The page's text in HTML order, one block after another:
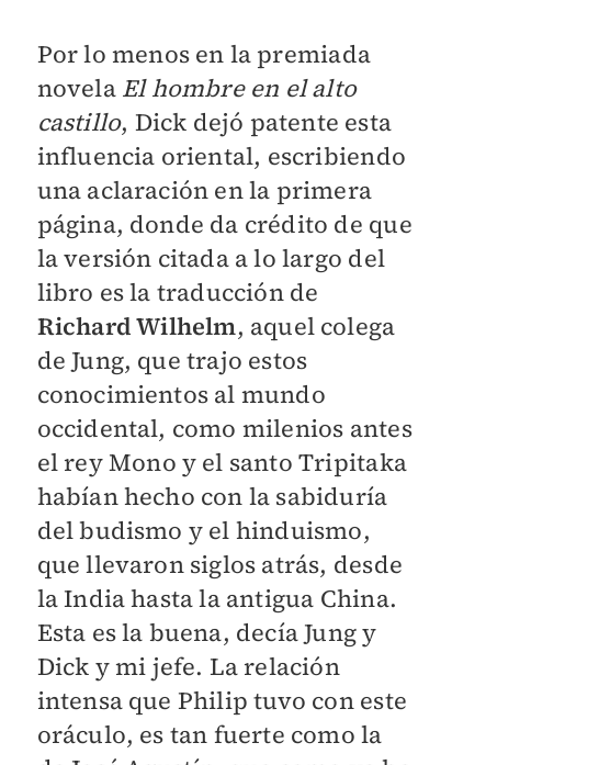
Por lo menos en la premiada
novela El hombre en el alto
castillo, Dick dejó patente esta
influencia oriental, escribiendo
una aclaración en la primera
página, donde da crédito de que
la versión citada a lo largo del
libro es la traducción de
Richard Wilhelm, aquel colega
de Jung, que trajo estos
conocimientos al mundo
occidental, como milenios antes
el rey Mono y el santo Tripitaka
habían hecho con la sabiduría
del budismo y el hinduismo,
que llevaron siglos atrás, desde
la India hasta la antigua China.
Esta es la buena, decía Jung y
Dick y mi jefe. La relación
intensa que Philip tuvo con este
oráculo, es tan fuerte como la